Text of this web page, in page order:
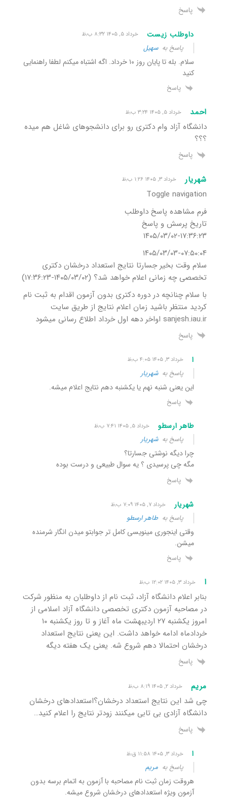
پاسخ
داوطلب زیست خرداد ۵, ۱۴۰۵ ۸:۳۲ ب٫ظ
پاسخ بهسهیل
سلام. بله تا پایان روز ۱۰ خرداد. اگه اشتباه میکنم لطفا راهنمایی
کنید
پاسخ
احمد خرداد ۵, ۱۴۰۵ ۳:۲۴ ب٫ظ
دانشگاه آزاد وام دکتری رو برای دانشجوهای شاغل هم میده
؟؟؟
پاسخ
شهریار خرداد ۳, ۱۴۰۵ ۱:۲۶ ب٫ظ
Toggle navigation
فرم مشاهده پاسخ داوطلب
تاریخ پرسش و پاسخ
۱۴۰۵/۰۳/۰۲-۱۷:۳۶:۲۳
۱۴۰۵/۰۳/۰۳-۰۷:۵۰:۰۴
سلام وقت بخیر جسارتا نتایج استعداد درخشان دکتری
تخصصی چه زمانی اعلام خواهد شد؟ (۱۴۰۵/۰۳/۰۲-۱۷:۳۶:۲۳)
با سلام چنانچه در دوره دکتری بدون آزمون اقدام به ثبت نام
کردید منتظر باشید زمان اعلام نتایج از طریق سایت
sanjesh.iau.ir اواخر دهه اول خرداد اطلاع رسانی میشود
پاسخ
ا خرداد ۳, ۱۴۰۵ ۴:۰۵ ب٫ظ
پاسخ بهشهریار
این یعنی شنبه نهم یا یکشنبه دهم نتایج اعلام میشه.
پاسخ
طاهر ارسطو خرداد ۵, ۱۴۰۵ ۷:۴۱ ب٫ظ
پاسخ بهشهریار
چرا دیگه نوشتی جسارتا؟
مگه چی پرسیدی ؟ یه سوال طبیعی و درست بوده
پاسخ
شهریار خرداد ۷, ۱۴۰۵ ۷:۰۹ ب٫ظ
پاسخ به طاهر ارسطو
وقتی اینجوری مینویسی کامل تر جوابتو میدن انگار شرمنده
میشن.
پاسخ
ا خرداد ۳, ۱۴۰۵ ۱۲:۰۲ ب٫ظ
بنابر اعلام دانشگاه آزاد، ثبت نام از داوطلبان به منظور شرکت
در مصاحبه آزمون دکتری تخصصی دانشگاه آزاد اسلامی از
امروز یکشنبه ۲۷ اردیبهشت ماه آغاز و تا روز یکشنبه ۱۰
خردادماه ادامه خواهد داشت. این یعنی نتایج استعداد
درخشان احتمالا دهم شروع شه. یعنی یک هفته دیگه
پاسخ
مریم خرداد ۲, ۱۴۰۵ ۸:۱۹ ب٫ظ
چی شد این نتایج استعداد درخشان؟استعدادهای درخشان
دانشگاه آزادی بی تابی میکنند زودتر نتایج را اعلام کنید…
پاسخ
ا خرداد ۳, ۱۴۰۵ ۱۱:۵۸ ق٫ظ
پاسخ به مریم
هروقت زمان ثبت نام مصاحبه با آزمون به اتمام برسه بدون
آزمون ویژه استعدادهای درخشان شروع میشه.